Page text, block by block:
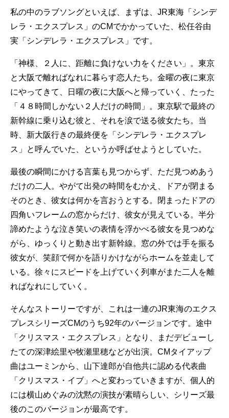
私の中のラブソングといえば、まずは、JR東海「シンデ
レラ・エクスプレス」のCMでかかっていた、松任谷由
実「シンデレラ・エクスプレス」です。
「神様、２人に、距離に負けない力をください」。東京
と大阪で離ればなれに暮らす恋人たち。金曜の夜に東京
にやってきて、日曜の夜に大阪へと帰っていく、たった
「４８時間しかない２人だけの時間」。東京駅で最終の
新幹線に乗り込む彼と、それを涙で送る彼女たち。当
時、新大阪行きの最終便を「シンデレラ・エクスプレ
ス」と呼んでいた、というか呼ばせようとしていた。
最後の瞬間にかける言葉も見つからず、ただ見つめあう
だけの二人。やがて出発の時間をむかえ、ドアが閉まる
そのとき、彼女は何かを言おうとする。閉まったドアの
四角いフレームの窓からだけ、彼女が見えている。半分
諦めたような泣き笑いの表情を浮かべる彼女を見つめな
がら、ゆっくりと動き出す新幹線。窓の外では手を振る
彼女が、笑顔で何かを語りかけながらホームを並走して
いる。徐々にスピードを上げていく列車がまた二人を離
ればなれにしていく。
そんなストーリーですが、これは一連のJR東海のエクス
プレスシリーズCMのうち92年のバージョンです。途中
「クリスマス・エクスプレス」となり、まだデビューし
たての深津絵里や牧瀬里穂などが出演。CMタイアップ
曲はユーミンから、山下達郎が自他共に認める代表曲
「クリスマス・イブ」へと変わっていきますが、個人的
には横山めぐみの沈黙の演技が素晴らしい、シリーズ最
後のこのバージョンが最高です。